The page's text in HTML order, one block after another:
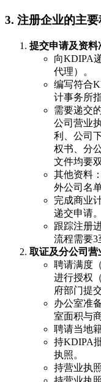
3. 注册企业的主
提交申请及资料
向KDIPA
代理）。
编写符合
计事务所
需要递交
公司营业
利、公司
权书、分
文件均要
其他资料
外公司名
完成商业
递交申请。
跟踪注册
流程需要3
取证及分公司营
聘请满度
进行授权
府部门提
办公室准
室面积与
聘请当地
持KDIPA
执照。
持营业执